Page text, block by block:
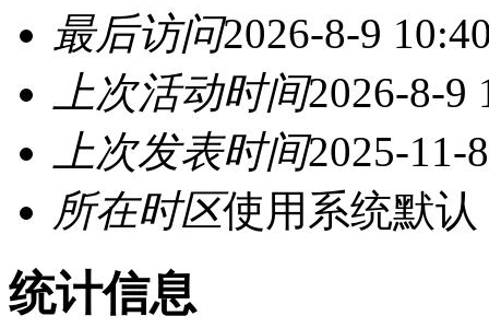
最后访问2026-8-9
上次活动时间2026-8-9
上次发表时间2025-11-
所在时区使用系统默认
统计信息